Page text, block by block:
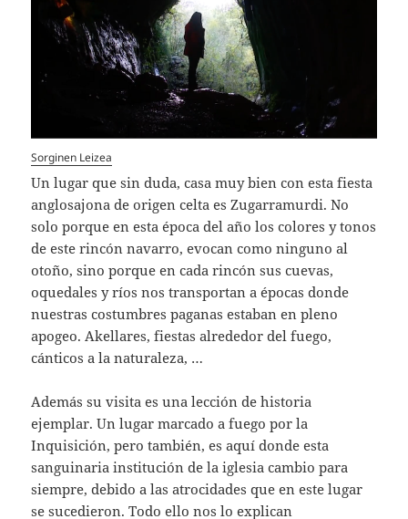
Sorginen Leizea
Un lugar que sin duda, casa muy bien con esta fiesta
anglosajona de origen celta es Zugarramurdi. No
solo porque en esta época del año los colores y tonos
de este rincón navarro, evocan como ninguno al
otoño, sino porque en cada rincón sus cuevas,
oquedales y ríos nos transportan a épocas donde
nuestras costumbres paganas estaban en pleno
apogeo. Akellares, fiestas alrededor del fuego,
cánticos a la naturaleza, …
Además su visita es una lección de historia
ejemplar. Un lugar marcado a fuego por la
Inquisición, pero también, es aquí donde esta
sanguinaria institución de la iglesia cambio para
siempre, debido a las atrocidades que en este lugar
se sucedieron. Todo ello nos lo explican